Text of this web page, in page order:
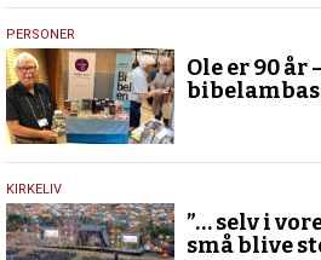
12.
juli
2026
PERSONER
Ole er 90 år
5.
juli
2026
KIRKELIV
”… selv i
små blive